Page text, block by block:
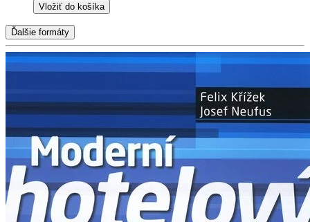
Vložiť do košíka
Ďalšie formáty